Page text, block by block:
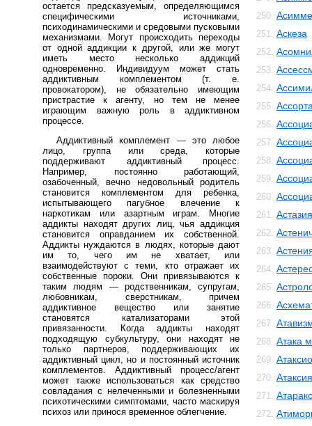
остается предсказуемым, определяющимся
специфическими источниками,
психодинамическими и средовыми пусковыми
механизмами. Могут происходить переходы
от одной аддикции к другой, или же могут
иметь место несколько аддикций
одновременно. Индивидуум может стать
аддиктивным комплементом (т. е.
провокатором), не обязательно имеющим
пристрастие к агенту, но тем не менее
играющим важную роль в аддиктивном
процессе.
Аддиктивный комплемент — это любое
лицо, группа или среда, которые
поддерживают аддиктивный процесс.
Например, постоянно работающий,
озабоченный, вечно недовольный родитель
становится комплементом для ребенка,
испытывающего пагубное влечение к
наркотикам или азартным играм. Многие
аддикты находят других лиц, чья аддикция
становится оправданием их собственной.
Аддикты нуждаются в людях, которые дают
им то, чего им не хватает, или
взаимодействуют с теми, кто отражает их
собственные пороки. Они привязываются к
таким людям — родственникам, супругам,
любовникам, сверстникам, причем
аддиктивное вещество или занятие
становятся катализаторами этой
привязанности. Когда аддикты находят
подходящую субкультуру, они находят не
только партнеров, поддерживающих их
аддиктивный цикл, но и постоянный источник
комплементов. Аддиктивный процесс/агент
может также использоваться как средство
совладания с нелеченными и болезненными
психотическими симптомами, часто маскируя
психоз или принося временное облегчение.
250.
251. Аскеза
252.
253.
254.
255.
256.
257.
258.
259.
260.
261. Астазия
262.
263.
264.
265.
266.
267.
268. Атака
269.
270. Атаксия
271.
272.